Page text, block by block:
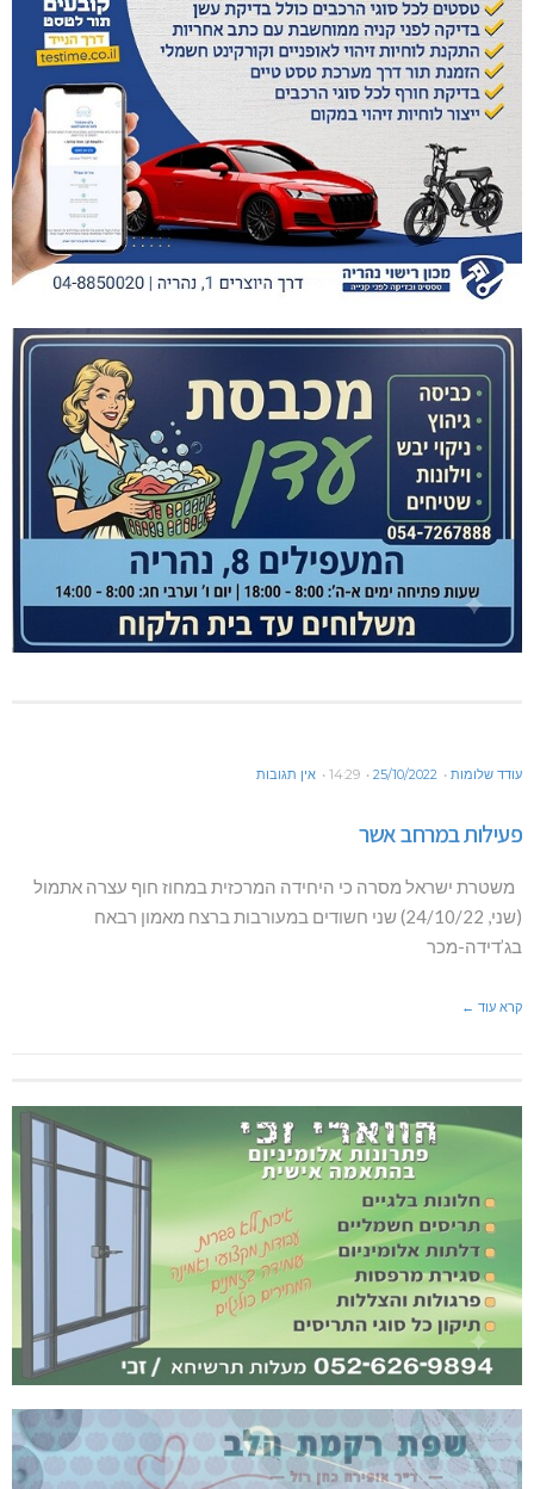
עודד שלומות 25/10/2022
14:29 אין תגובות
פעילות במרחב אשר
משטרת ישראל מסרה כי היחידה המרכזית במחוז חוף עצרה אתמול
(שני, 24/10/22) שני חשודים במעורבות ברצח מאמון רבאח
בג’דידה-מכר
קרא עוד ←